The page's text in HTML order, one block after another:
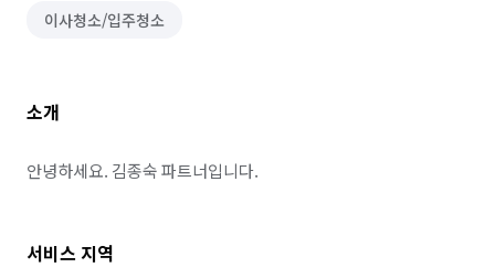
이사청소/입주청소
소개
안녕하세요. 김종숙 파트너입니다.
서비스 지역